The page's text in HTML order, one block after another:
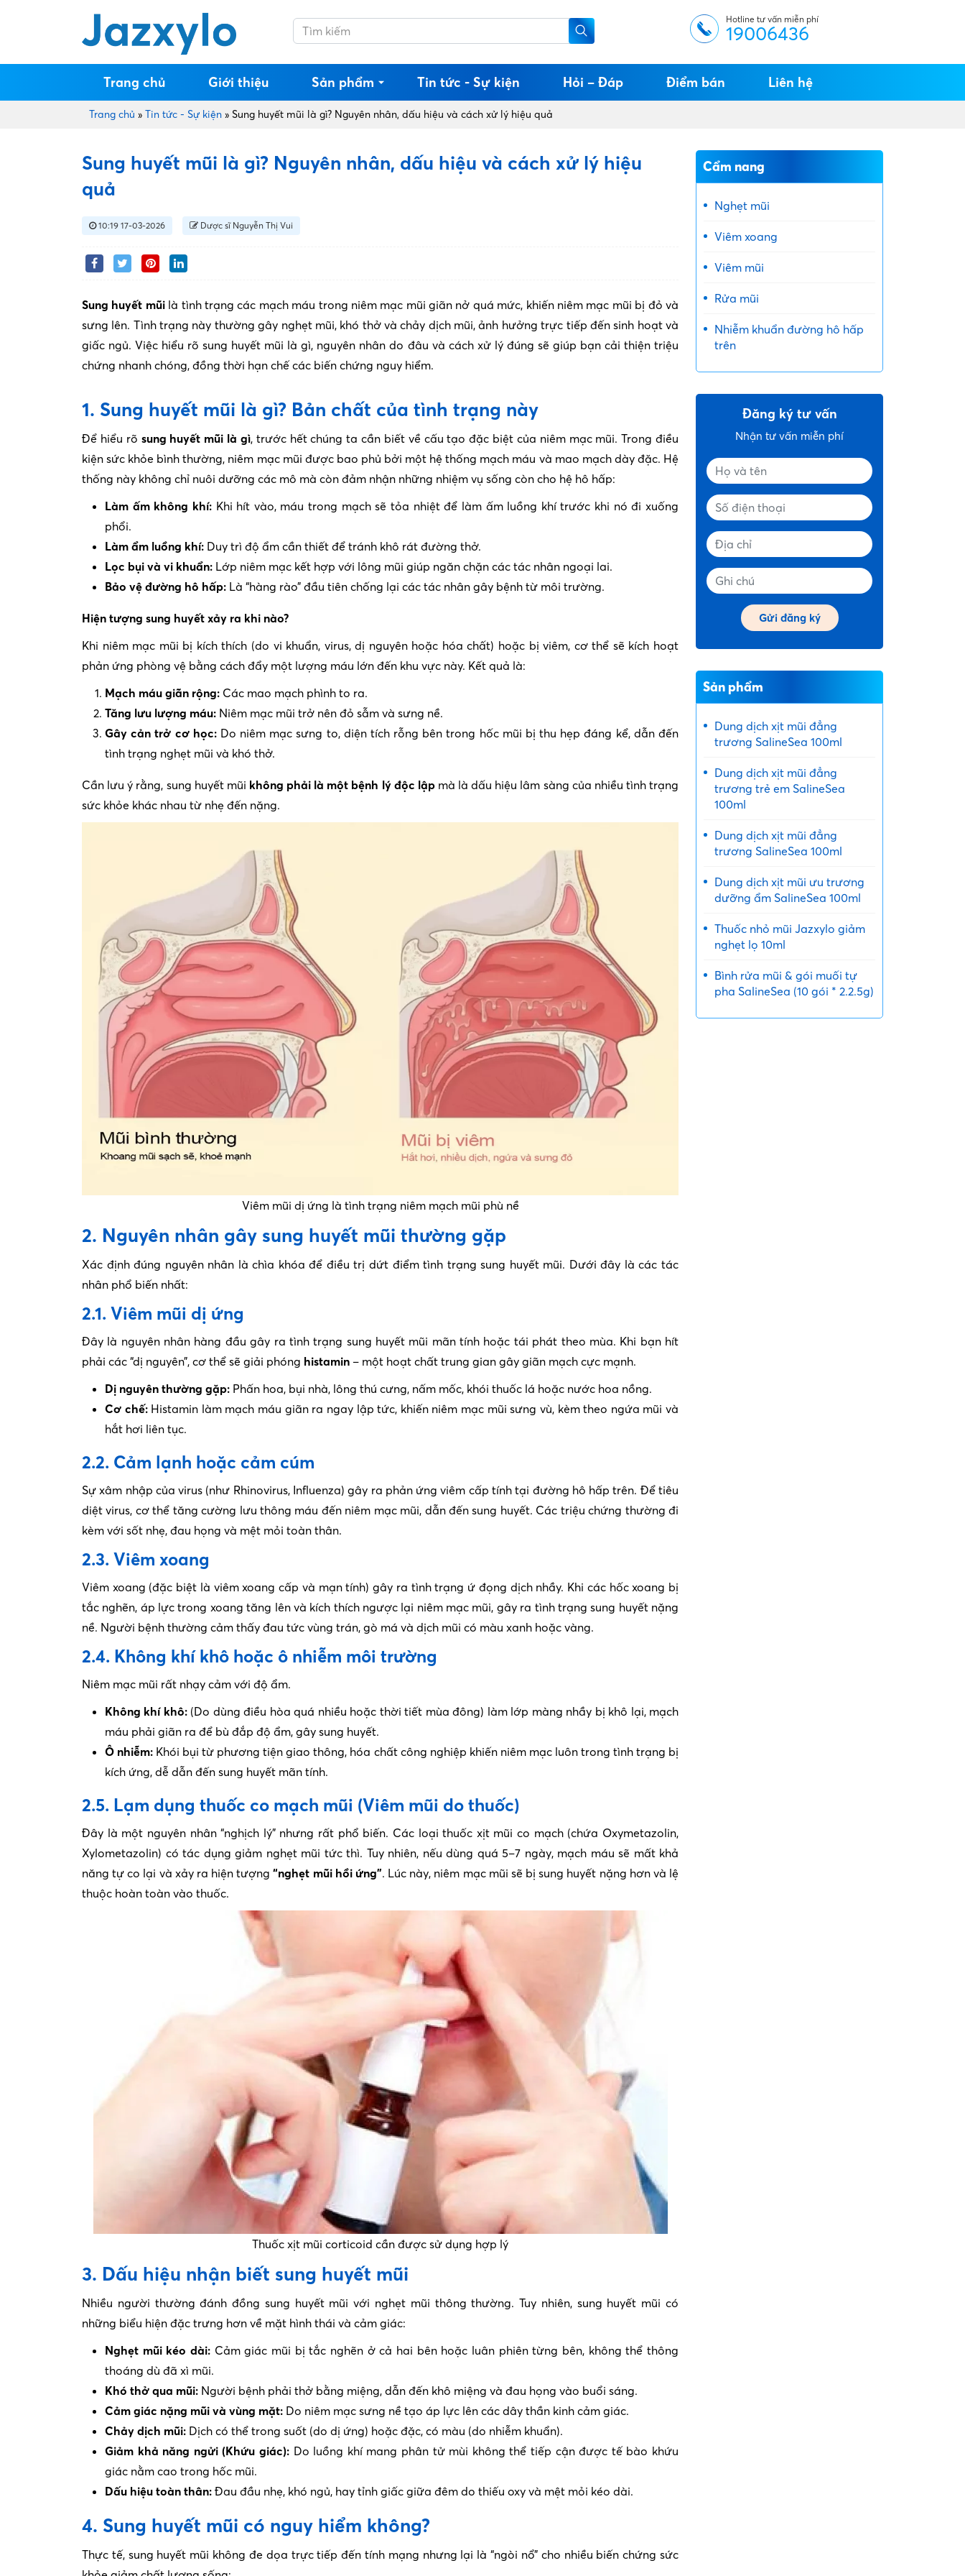
Hotline tư vấn miễn phí
19006436
Trang chủ Giới thiệu Sản phẩm Tin tức - Sự kiện Hỏi – Đáp Điểm bán Liên hệ
Trang chủ » Tin tức - Sự kiện » Sung huyết mũi là gì? Nguyên nhân, dấu hiệu và cách xử lý hiệu quả
Sung huyết mũi là gì? Nguyên nhân, dấu hiệu và cách xử lý hiệu
quả
10:19 17-03-2026 Dược sĩ Nguyễn Thị Vui
Sung huyết mũilà tình trạng các mạch máu trong niêm mạc mũi giãn nở quá mức, khiến niêm mạc mũi bị đỏ và
sưng lên. Tình trạng này thường gây nghẹt mũi, khó thở và chảy dịch mũi, ảnh hưởng trực tiếp đến sinh hoạt và
giấc ngủ. Việc hiểu rõ sung huyết mũi là gì, nguyên nhân do đâu và cách xử lý đúng sẽ giúp bạn cải thiện triệu
chứng nhanh chóng, đồng thời hạn chế các biến chứng nguy hiểm.
1. Sung huyết mũi là gì? Bản chất của tình trạng này
Để hiểu rõ sung huyết mũi là gì, trước hết chúng ta cần biết về cấu tạo đặc biệt của niêm mạc mũi. Trong điều
kiện sức khỏe bình thường, niêm mạc mũi được bao phủ bởi một hệ thống mạch máu và mao mạch dày đặc. Hệ
thống này không chỉ nuôi dưỡng các mô mà còn đảm nhận những nhiệm vụ sống còn cho hệ hô hấp:
Làm ấm không khí:Khi hít vào, máu trong mạch sẽ tỏa nhiệt để làm ấm luồng khí trước khi nó đi xuống
phổi.
Làm ẩm luồng khí: Duy trì độ ẩm cần thiết để tránh khô rát đường thở.
Lọc bụi và vi khuẩn: Lớp niêm mạc kết hợp với lông mũi giúp ngăn chặn các tác nhân ngoại lai.
Bảo vệ đường hô hấp: Là “hàng rào” đầu tiên chống lại các tác nhân gây bệnh từ môi trường.
Hiện tượng sung huyết xảy ra khi nào?
Khi niêm mạc mũi bị kích thích (do vi khuẩn, virus, dị nguyên hoặc hóa chất) hoặc bị viêm, cơ thể sẽ kích hoạt
phản ứng phòng vệ bằng cách đẩy một lượng máu lớn đến khu vực này. Kết quả là:
Mạch máu giãn rộng: Các mao mạch phình to ra.
Tăng lưu lượng máu: Niêm mạc mũi trở nên đỏ sẫm và sưng nề.
Gây cản trở cơ học:Do niêm mạc sưng to, diện tích rỗng bên trong hốc mũi bị thu hẹp đáng kể, dẫn đến
tình trạng nghẹt mũi và khó thở.
Cần lưu ý rằng, sung huyết mũi không phải là một bệnh lý độc lậpmà là dấu hiệu lâm sàng của nhiều tình trạng
sức khỏe khác nhau từ nhẹ đến nặng.
Viêm mũi dị ứng là tình trạng niêm mạch mũi phù nề
2. Nguyên nhân gây sung huyết mũi thường gặp
Xác định đúng nguyên nhân là chìa khóa để điều trị dứt điểm tình trạng sung huyết mũi. Dưới đây là các tác
nhân phổ biến nhất:
2.1. Viêm mũi dị ứng
Đây là nguyên nhân hàng đầu gây ra tình trạng sung huyết mũi mãn tính hoặc tái phát theo mùa. Khi bạn hít
phải các “dị nguyên”, cơ thể sẽ giải phóng histamin – một hoạt chất trung gian gây giãn mạch cực mạnh.
Dị nguyên thường gặp: Phấn hoa, bụi nhà, lông thú cưng, nấm mốc, khói thuốc lá hoặc nước hoa nồng.
Cơ chế:Histamin làm mạch máu giãn ra ngay lập tức, khiến niêm mạc mũi sưng vù, kèm theo ngứa mũi và
hắt hơi liên tục.
2.2. Cảm lạnh hoặc cảm cúm
Sự xâm nhập của virus (như Rhinovirus, Influenza) gây ra phản ứng viêm cấp tính tại đường hô hấp trên. Để tiêu
diệt virus, cơ thể tăng cường lưu thông máu đến niêm mạc mũi, dẫn đến sung huyết. Các triệu chứng thường đi
kèm với sốt nhẹ, đau họng và mệt mỏi toàn thân.
2.3. Viêm xoang
Viêm xoang (đặc biệt là viêm xoang cấp và mạn tính) gây ra tình trạng ứ đọng dịch nhầy. Khi các hốc xoang bị
tắc nghẽn, áp lực trong xoang tăng lên và kích thích ngược lại niêm mạc mũi, gây ra tình trạng sung huyết nặng
nề. Người bệnh thường cảm thấy đau tức vùng trán, gò má và dịch mũi có màu xanh hoặc vàng.
2.4. Không khí khô hoặc ô nhiễm môi trường
Niêm mạc mũi rất nhạy cảm với độ ẩm.
Không khí khô:(Do dùng điều hòa quá nhiều hoặc thời tiết mùa đông) làm lớp màng nhầy bị khô lại, mạch
máu phải giãn ra để bù đắp độ ẩm, gây sung huyết.
Ô nhiễm: Khói bụi từ phương tiện giao thông, hóa chất công nghiệp khiến niêm mạc luôn trong tình trạng bị
kích ứng, dễ dẫn đến sung huyết mãn tính.
2.5. Lạm dụng thuốc co mạch mũi (Viêm mũi do thuốc)
Đây là một nguyên nhân “nghịch lý” nhưng rất phổ biến. Các loại thuốc xịt mũi co mạch (chứa Oxymetazolin,
Xylometazolin) có tác dụng giảm nghẹt mũi tức thì. Tuy nhiên, nếu dùng quá 5–7 ngày, mạch máu sẽ mất khả
năng tự co lại và xảy ra hiện tượng“nghẹt mũi hồi ứng”. Lúc này, niêm mạc mũi sẽ bị sung huyết nặng hơn và lệ
thuộc hoàn toàn vào thuốc.
Thuốc xịt mũi corticoid cần được sử dụng hợp lý
3. Dấu hiệu nhận biết sung huyết mũi
Nhiều người thường đánh đồng sung huyết mũi với nghẹt mũi thông thường. Tuy nhiên, sung huyết mũi có
những biểu hiện đặc trưng hơn về mặt hình thái và cảm giác:
Nghẹt mũi kéo dài: Cảm giác mũi bị tắc nghẽn ở cả hai bên hoặc luân phiên từng bên, không thể thông
thoáng dù đã xì mũi.
Khó thở qua mũi: Người bệnh phải thở bằng miệng, dẫn đến khô miệng và đau họng vào buổi sáng.
Cảm giác nặng mũi và vùng mặt: Do niêm mạc sưng nề tạo áp lực lên các dây thần kinh cảm giác.
Chảy dịch mũi: Dịch có thể trong suốt (do dị ứng) hoặc đặc, có màu (do nhiễm khuẩn).
Giảm khả năng ngửi (Khứu giác): Do luồng khí mang phân tử mùi không thể tiếp cận được tế bào khứu
giác nằm cao trong hốc mũi.
Dấu hiệu toàn thân: Đau đầu nhẹ, khó ngủ, hay tỉnh giấc giữa đêm do thiếu oxy và mệt mỏi kéo dài.
4. Sung huyết mũi có nguy hiểm không?
Thực tế, sung huyết mũi không đe dọa trực tiếp đến tính mạng nhưng lại là “ngòi nổ” cho nhiều biến chứng sức
Cẩm nang
Nghẹt mũi
Viêm xoang
Viêm mũi
Rửa mũi
Nhiễm khuẩn đường hô hấp
trên
Đăng ký tư vấn
Nhận tư vấn miễn phí
Sản phẩm
Dung dịch xịt mũi đẳng
trương SalineSea 100ml
Dung dịch xịt mũi đẳng
trương trẻ em SalineSea
100ml
Dung dịch xịt mũi đẳng
trương SalineSea 100ml
Dung dịch xịt mũi ưu trương
dưỡng ẩm SalineSea 100ml
Thuốc nhỏ mũi Jazxylo giảm
nghẹt lọ 10ml
Bình rửa mũi & gói muối tự
pha SalineSea (10 gói * 2.2.5g)